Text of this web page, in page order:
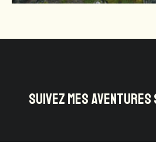
SUIVEZ MES AVENTURES